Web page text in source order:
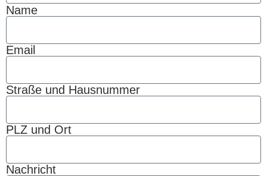
Name
Email
Straße und Hausnummer
PLZ und Ort
Nachricht